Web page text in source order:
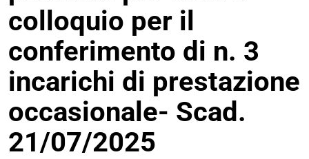
colloquio per il
conferimento di n. 3
incarichi di prestazione
occasionale- Scad.
21/07/2025